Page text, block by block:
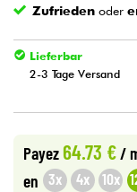
Violinen &
Kabel &
Zufrieden oder
Lieferbar
2-3 Tage Versand
Payez64.73 €/
en 3x 4x 10x